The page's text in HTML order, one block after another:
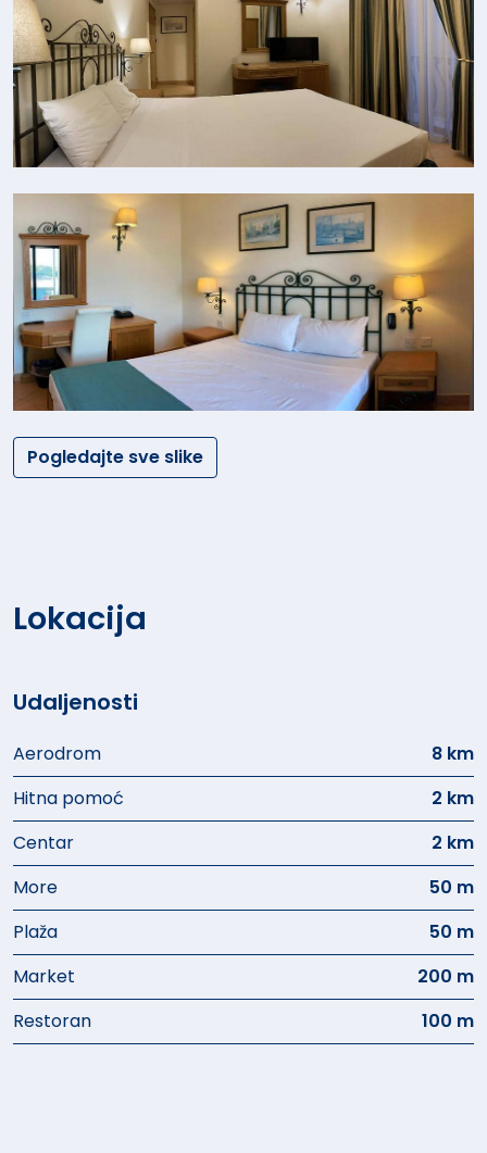
Pogledajte sve slike
Lokacija
Udaljenosti
Aerodrom
8 km
Hitna pomoć
2 km
Centar
2 km
More
50 m
Plaža
50 m
Market
200 m
Restoran
100 m